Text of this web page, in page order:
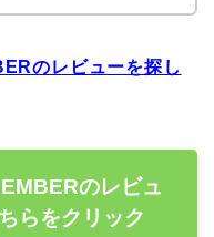
のレビューを探し
のレビュ
らをクリック